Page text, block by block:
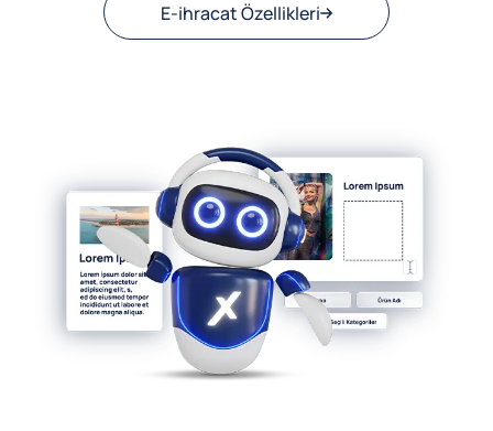
E-ihracat Özellikleri